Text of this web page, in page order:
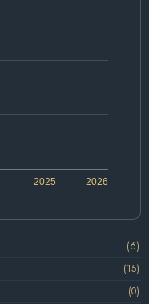
2026
2025
(6)
(15)
(0)